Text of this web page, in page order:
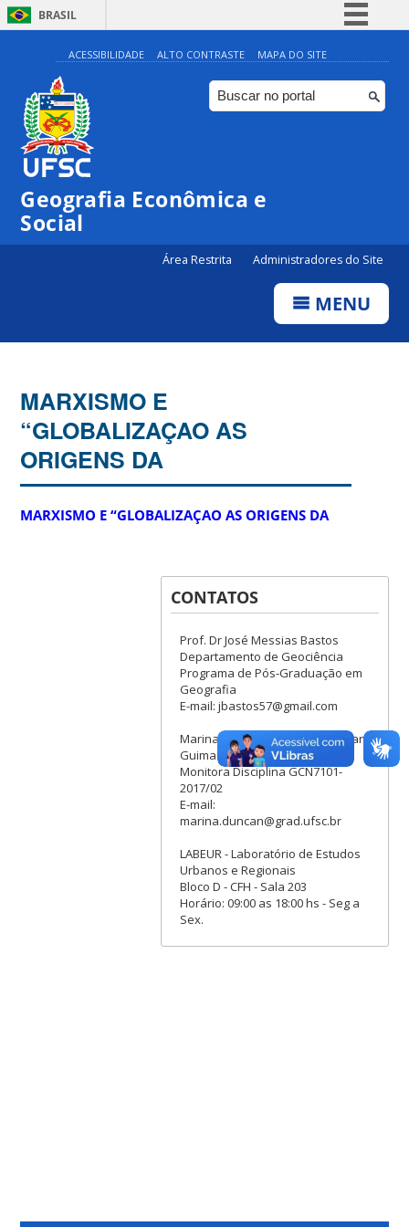
BRASIL
Simplifique!
Comunica BR
Participe
ACESSIBILIDADE ALTO CONTRASTE MAPA DO SITE
Geografia Econômica e
Social
Área Restrita Administradores do Site
MENU
MARXISMO E
“GLOBALIZAÇAO AS
ORIGENS DA
MARXISMO E “GLOBALIZAÇAO AS ORIGENS DA
CONTATOS
Prof. Dr José Messias Bastos
Departamento de Geociência
Programa de Pós-Graduação em
Geografia
E-mail: jbastos57@gmail.com
Marina Medeiros Luciano Duncan
Guimarães
Monitora Disciplina GCN7101-
2017/02
E-mail:
marina.duncan@grad.ufsc.br
LABEUR - Laboratório de Estudos
Urbanos e Regionais
Bloco D - CFH - Sala 203
Horário: 09:00 as 18:00 hs - Seg a
Sex.